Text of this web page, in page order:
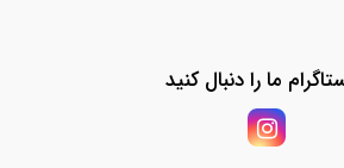
ما را دنبال کنید